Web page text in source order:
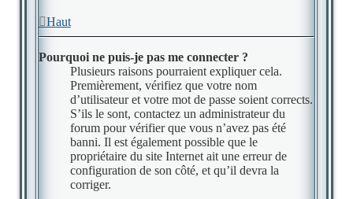
Haut
Pourquoi ne puis-je pas me connecter ?
Plusieurs raisons pourraient expliquer cela.
Premièrement, vérifiez que votre nom
d’utilisateur et votre mot de passe soient corrects.
S’ils le sont, contactez un administrateur du
forum pour vérifier que vous n’avez pas été
banni. Il est également possible que le
propriétaire du site Internet ait une erreur de
configuration de son côté, et qu’il devra la
corriger.